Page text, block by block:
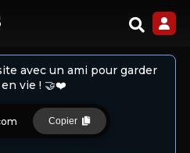
avec un ami pour garder
vie ! 🤝❤️
Copier